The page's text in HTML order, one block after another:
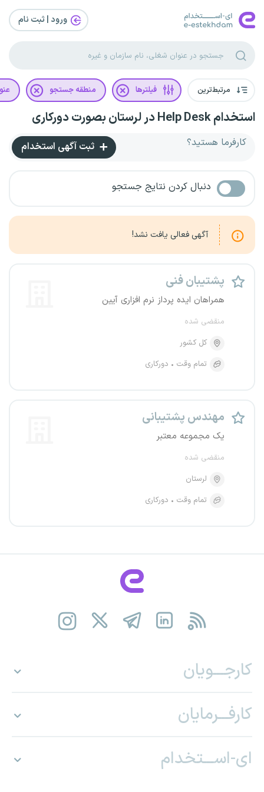
ورود | ثبت‌ نام
مرتبط‌ترین فیلترها منطقه جستجو
استخدام Help Desk در لرستان بصورت دورکاری
کارفرما هستید؟ ثبت آگهی استخدام
دنبال کردن نتایج جستجو
آگهی فعالی یافت نشد!
پشتیبان فنی
همراهان ایده پرداز نرم افزاری آیین
منقضی شده
کل کشور
تمام وقت
دورکاری
مهندس پشتیبانی
یک مجموعه معتبر
منقضی شده
لرستان
تمام وقت
دورکاری
کارجـــویان
کارفـــرمایان
ای-اســـتخدام